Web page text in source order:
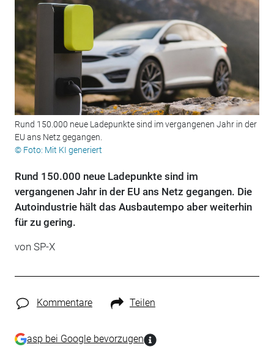
Rund 150.000 neue Ladepunkte sind im vergangenen Jahr in der
EU ans Netz gegangen.
© Foto: Mit KI generiert
Rund 150.000 neue Ladepunkte sind im
vergangenen Jahr in der EU ans Netz gegangen. Die
Autoindustrie hält das Ausbautempo aber weiterhin
für zu gering.
von SP-X
Kommentare Teilen
asp bei Google bevorzugen